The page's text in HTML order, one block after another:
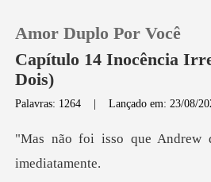
Loja
Amor Duplo Por Você
Capítulo 14 Inocência
Dois)
Palavras: 1264 |Lançado em: 23/08/
Andrew